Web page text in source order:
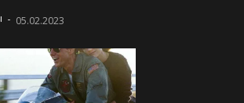
- 05.02.2023